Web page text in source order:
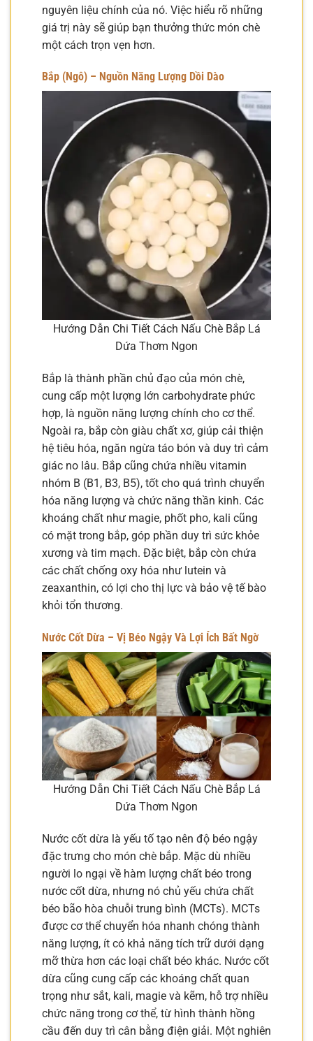
nguyên liệu chính của nó. Việc hiểu rõ những
giá trị này sẽ giúp bạn thưởng thức món chè
một cách trọn vẹn hơn.
Bắp (Ngô) – Nguồn Năng Lượng Dồi Dào
Hướng Dẫn Chi Tiết Cách Nấu Chè Bắp Lá
Dứa Thơm Ngon
Bắp là thành phần chủ đạo của món chè,
cung cấp một lượng lớn carbohydrate phức
hợp, là nguồn năng lượng chính cho cơ thể.
Ngoài ra, bắp còn giàu chất xơ, giúp cải thiện
hệ tiêu hóa, ngăn ngừa táo bón và duy trì cảm
giác no lâu. Bắp cũng chứa nhiều vitamin
nhóm B (B1, B3, B5), tốt cho quá trình chuyển
hóa năng lượng và chức năng thần kinh. Các
khoáng chất như magie, phốt pho, kali cũng
có mặt trong bắp, góp phần duy trì sức khỏe
xương và tim mạch. Đặc biệt, bắp còn chứa
các chất chống oxy hóa như lutein và
zeaxanthin, có lợi cho thị lực và bảo vệ tế bào
khỏi tổn thương.
Nước Cốt Dừa – Vị Béo Ngậy Và Lợi Ích Bất Ngờ
Hướng Dẫn Chi Tiết Cách Nấu Chè Bắp Lá
Dứa Thơm Ngon
Nước cốt dừa là yếu tố tạo nên độ béo ngậy
đặc trưng cho món chè bắp. Mặc dù nhiều
người lo ngại về hàm lượng chất béo trong
nước cốt dừa, nhưng nó chủ yếu chứa chất
béo bão hòa chuỗi trung bình (MCTs). MCTs
được cơ thể chuyển hóa nhanh chóng thành
năng lượng, ít có khả năng tích trữ dưới dạng
mỡ thừa hơn các loại chất béo khác. Nước cốt
dừa cũng cung cấp các khoáng chất quan
trọng như sắt, kali, magie và kẽm, hỗ trợ nhiều
chức năng trong cơ thể, từ hình thành hồng
cầu đến duy trì cân bằng điện giải. Một nghiên